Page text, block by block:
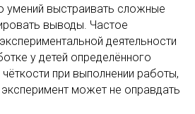
умений выстраивать сложные
выводы. Частое
деятельности
у детей определённого
при выполнении работы,
эксперимент может не оправдать